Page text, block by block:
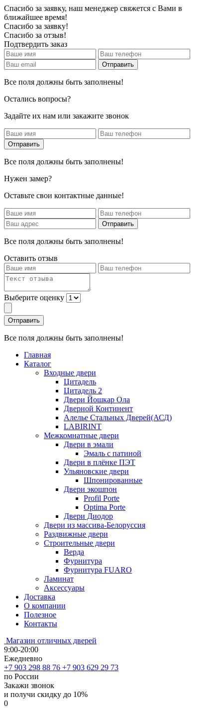
Спасибо за заявку, наш менеджер свяжется с Вами в
ближайшее время!
Спасибо за заявку!
Спасибо за отзыв!
Подтвердить заказ
Все поля должны быть заполнены!
Остались вопросы?
Задайте их нам или закажите звонок
Все поля должны быть заполнены!
Нужен замер?
Оставьте свои контактные данные!
Все поля должны быть заполнены!
Оставить отзыв
Выберите оценку
Все поля должны быть заполнены!
Главная
Каталог
Входные двери
Цитадель
Цитадель 2
Двери Йошкар Ола
Дверной Континент
Алелье Стальных Дверей(АСД)
LABIRINT
Межкомнатные двери
Двери в эмали
Эмаль с патиной
Двери в плёнке ПЭТ
Ульяновские двери
Шпонированные
Двери экошпон
Profil Porte
Optima Porte
Двери Диодор
Двери из массива-Белоруссия
Раздвижные двери
Строительные двери
Верда
Фурнитура
Фурнитура FUARO
Ламинат
Аксессуары
Доставка
О компании
Полезное
Контакты
Магазин отличных дверей
9:00-20:00
Ежедневно
+7 903 298 88 76 +7 903 629 29 73
по России
Закажи звонок
и получи скидку до 10%
0